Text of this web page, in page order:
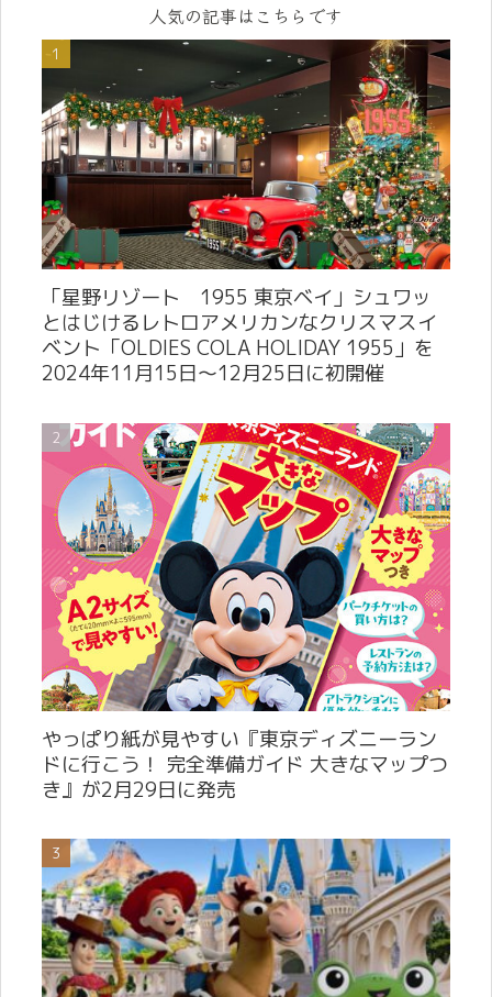
人気の記事はこちらです
「星野リゾート 1955 東京ベイ」シュワッ
とはじけるレトロアメリカンなクリスマスイ
ベント「OLDIES COLA HOLIDAY 1955」を
2024年11月15日～12月25日に初開催
やっぱり紙が見やすい『東京ディズニーラン
ドに行こう！ 完全準備ガイド 大きなマップつ
き』が2月29日に発売